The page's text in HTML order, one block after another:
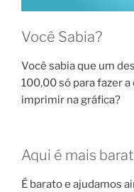
Você Sabia?
Você sabia que um
100,00 só para fazer
imprimir na gráfica?
Aqui é mais
É barato e ajudamos